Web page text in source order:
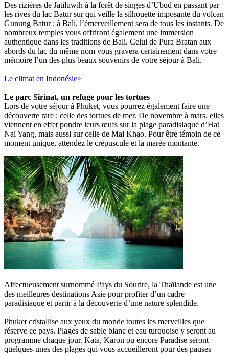
Des rizières de Jatiluwih à la forêt de singes d’Ubud en passant par
les rives du lac Batur sur qui veille la silhouette imposante du volcan
Gunung Batur : à Bali, l’émerveillement sera de tous les instants. De
nombreux temples vous offriront également une immersion
authentique dans les traditions de Bali. Celui de Pura Bratan aux
abords du lac du même nom vous gravera certainement dans votre
mémoire l’un des plus beaux souvenirs de votre séjour à Bali.
Le climat en Indonésie>
Le parc Sirinat, un refuge pour les tortues
Lors de votre séjour à Phuket, vous pourrez également faire une
découverte rare : celle des tortues de mer. De novembre à mars, elles
viennent en effet pondre leurs œufs sur la plage paradisiaque d’Hat
Nai Yang, mais aussi sur celle de Mai Khao. Pour être témoin de ce
moment unique, attendez le crépuscule et la marée montante.
Affectueusement surnommé Pays du Sourire, la Thaïlande est une
des meilleures destinations Asie pour profiter d’un cadre
paradisiaque et partir à la découverte d’une nature splendide.
Phuket cristallise aux yeux du monde toutes les merveilles que
réserve ce pays. Plages de sable blanc et eau turquoise y seront au
programme chaque jour. Kata, Karon ou encore Paradise seront
quelques-unes des plages qui vous accueilleront pour des pauses